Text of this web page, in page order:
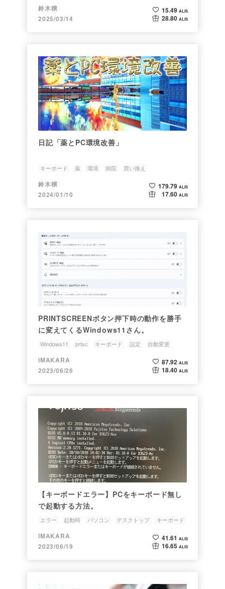
障害者
鈴木穣
2025/03/14
15.49 ALIS
28.80 ALIS
日記「薬とPC環境改善」
キーボード 薬 環境 病院 買い換え
鈴木穣
2024/01/10
179.79 ALIS
17.60 ALIS
PRINTSCREENボタン押下時の動作を勝手
に変えてくるWindows11さん。
Windows11 prtsc キーボード 設定 自動変更
IMAKARA
2023/06/26
87.92 ALIS
18.40 ALIS
【キーボードエラー】PCをキーボード無し
で起動する方法。
エラー 起動時 パソコン デスクトップ キーボード
IMAKARA
2023/06/19
41.61 ALIS
16.65 ALIS